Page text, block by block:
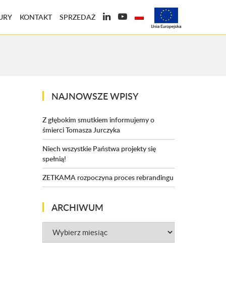
KONTAKT SPRZEDAŻ
NAJNOWSZE WPISY
Z głębokim smutkiem informujemy o
śmierci Tomasza Jurczyka
Niech wszystkie Państwa projekty się
spełnią!
ZETKAMA rozpoczyna proces rebrandingu
ARCHIWUM